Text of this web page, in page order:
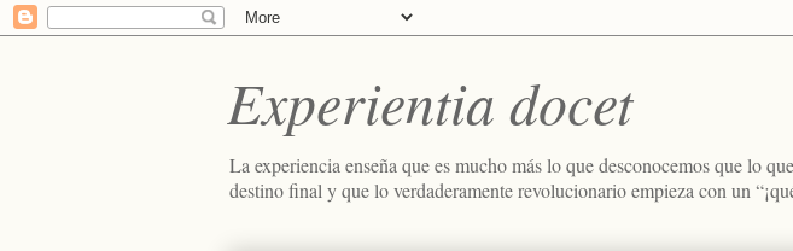
Experientia docet
La experiencia enseña que es mucho más lo que desconocemos que lo
destino final y que lo verdaderamente revolucionario empieza con un